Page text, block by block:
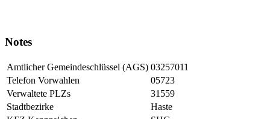
Notes
Amtlicher Gemeindeschlüssel (AGS) 03257011
Telefon Vorwahlen
05723
Verwaltete PLZs
31559
Stadtbezirke
Haste